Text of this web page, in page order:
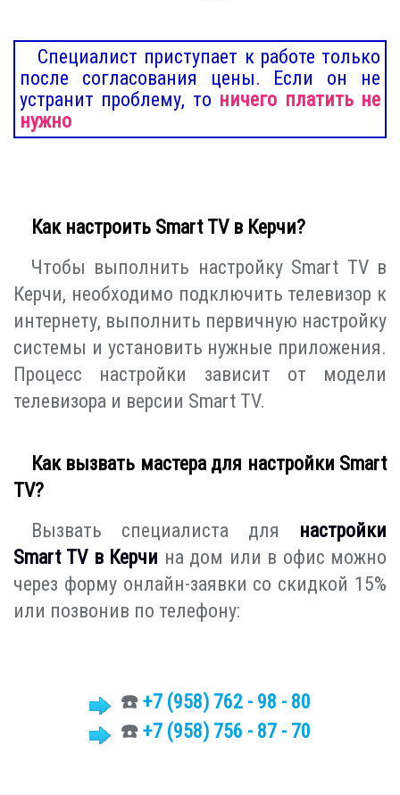
Специалист приступает к работе только
после согласования цены. Если он не
устранит проблему, то ничего платить не
нужно
Как настроить Smart TV в Керчи?
Чтобы выполнить настройку Smart TV в
Керчи, необходимо подключить телевизор к
интернету, выполнить первичную настройку
системы и установить нужные приложения.
Процесс настройки зависит от модели
телевизора и версии Smart TV.
Как вызвать мастера для настройки Smart
TV?
Вызвать специалиста для настройки
Smart TV в Керчи на дом или в офис можно
через форму онлайн-заявки со скидкой 15%
или позвонив по телефону:
☎️ +7 (958) 762 - 98 - 80
☎️ +7 (958) 756 - 87 - 70